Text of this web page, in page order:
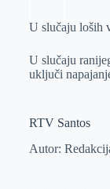
U slučaju loših
U slučaju
uključi
RTV Santos
Autor: